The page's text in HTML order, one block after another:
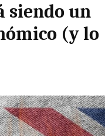
siendo un
(y lo